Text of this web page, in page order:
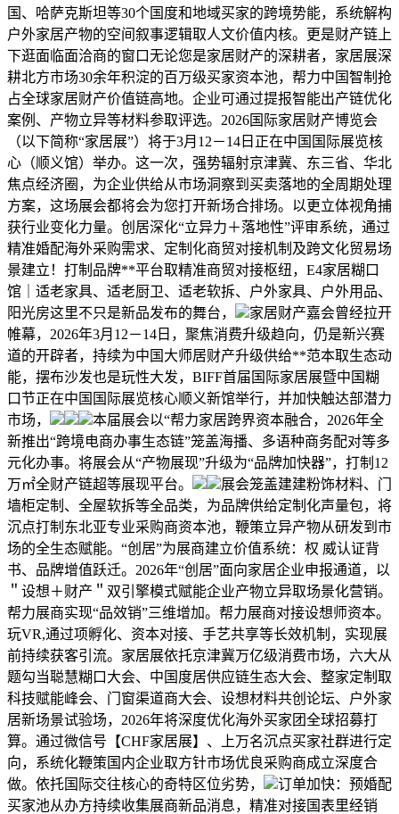
国、哈萨克斯坦等30个国度和地域买家的跨境势能，系统解构
户外家居产物的空间叙事逻辑取人文价值内核。更是财产链上
下逛面临面洽商的窗口无论您是家居财产的深耕者，家居展深
耕北方市场30余年积淀的百万级买家资本池，帮力中国智制抢
占全球家居财产价值链高地。企业可通过提报智能出产链优化
案例、产物立异等材料参取评选。2026国际家居财产博览会
（以下简称“家居展”）将于3月12－14日正在中国国际展览核
心（顺义馆）举办。这一次，强势辐射京津冀、东三省、华北
焦点经济圈，为企业供给从市场洞察到买卖落地的全周期处理
方案，这场展会都将会为您打开新场合排场。以更立体视角捕
获行业变化力量。创居深化“立异力＋落地性”评审系统，通过
精准婚配海外采购需求、定制化商贸对接机制及跨文化贸易场
景建立！打制品牌**平台取精准商贸对接枢纽，E4家居糊口
馆｜适老家具、适老厨卫、适老软拆、户外家具、户外用品、
阳光房这里不只是新品发布的舞台，
家居财产嘉会曾经拉开
帷幕，2026年3月12－14日，聚焦消费升级趋向，仍是新兴赛
道的开辟者，持续为中国大师居财产升级供给**范本取生态动
能，摆布沙发也是玩性大发，BIFF首届国际家居展暨中国糊
口节正在中国国际展览核心顺义新馆举行，并加快触达部潜力
市场，
本届展会以“帮力家居跨界资本融合，2026年全
新推出“跨境电商办事生态链”笼盖海播、多语种商务配对等多
元化办事。将展会从“产物展现”升级为“品牌加快器”，打制12
万㎡全财产链超等展现平台。
展会笼盖建建粉饰材料、门
墙柜定制、全屋软拆等全品类，为品牌供给定制化声量包，将
沉点打制东北亚专业采购商资本池，鞭策立异产物从研发到市
场的全生态赋能。“创居”为展商建立价值系统：权 威认证背
书、品牌增值跃迁。2026年“创居”面向家居企业申报通道，以
＂设想＋财产＂双引擎模式赋能企业产物立异取场景化营销。
帮力展商实现“品效销”三维增加。帮力展商对接设想师资本。
玩VR,通过项孵化、资本对接、手艺共享等长效机制，实现展
前持续获客引流。家居展依托京津冀万亿级消费市场，六大从
题勾当聪慧糊口大会、中国度居供应链生态大会、整家定制取
科技赋能峰会、门窗渠道商大会、设想材料共创论坛、户外家
居新场景试验场，2026年将深度优化海外买家团全球招募打
算。通过微信号【CHF家居展】、上万名沉点买家社群进行定
向，系统化鞭策国内企业取方针市场优良采购商成立深度合
做。依托国际交往核心的奇特区位劣势，
订单加快：预婚配
买家池从办方持续收集展商新品消息，精准对接国表里经销